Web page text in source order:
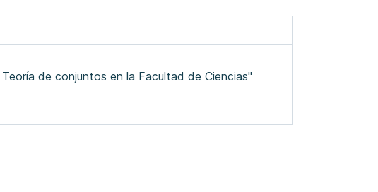
de conjuntos en la Facultad de Ciencias"